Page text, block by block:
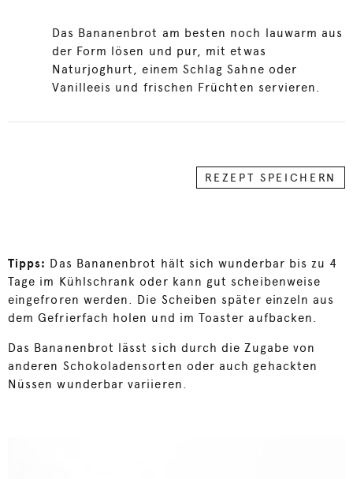
Das Bananenbrot am besten noch lauwarm aus
der Form lösen und pur, mit etwas
Naturjoghurt, einem Schlag Sahne oder
Vanilleeis und frischen Früchten servieren.
REZEPT SPEICHERN
Tipps: Das Bananenbrot hält sich wunderbar bis zu 4
Tage im Kühlschrank oder kann gut scheibenweise
eingefroren werden. Die Scheiben später einzeln aus
dem Gefrierfach holen und im Toaster aufbacken.
Das Bananenbrot lässt sich durch die Zugabe von
anderen Schokoladensorten oder auch gehackten
Nüssen wunderbar variieren.